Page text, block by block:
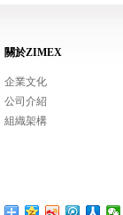
關於ZIMEX
企業文化
公司介紹
組織架構